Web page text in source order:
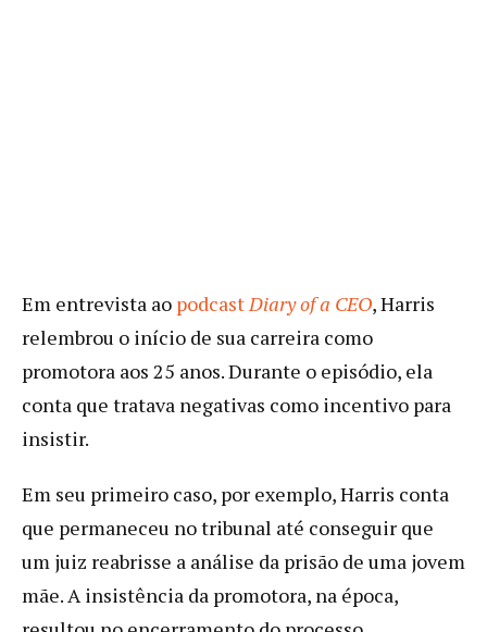
Em entrevista ao podcastDiary of a CEO, Harris
relembrou o início de sua carreira como
promotora aos 25 anos. Durante o episódio, ela
conta que tratava negativas como incentivo para
insistir.
Em seu primeiro caso, por exemplo, Harris conta
que permaneceu no tribunal até conseguir que
um juiz reabrisse a análise da prisão de uma jovem
mãe. A insistência da promotora, na época,